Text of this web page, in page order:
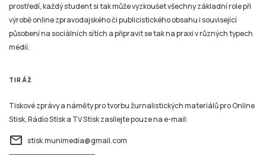
prostředí, každý student si tak může vyzkoušet všechny základní role při
výrobě online zpravodajského či publicistického obsahu i související
působení na sociálních sítích a připravit se tak na praxi v různých typech
médií.
TIRÁŽ
Tiskové zprávy a náměty pro tvorbu žurnalistických materiálů pro Online
Stisk, Rádio Stisk a TV Stisk zasílejte pouze na e-mail:
email stisk.munimedia@gmail.com